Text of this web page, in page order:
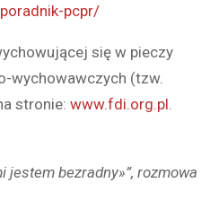
pcpr/
się w pieczy
wychowawczych (tzw.
stronie: www.fdi.org.pl
jestem bezradny»”, rozmowa